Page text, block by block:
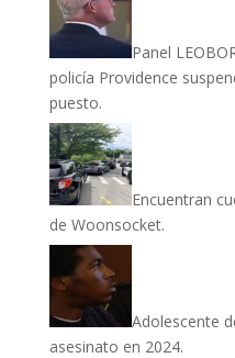
Panel
policía Providence
puesto.
Encuentran
de Woonsocket.
Adolescente
asesinato en 2024.